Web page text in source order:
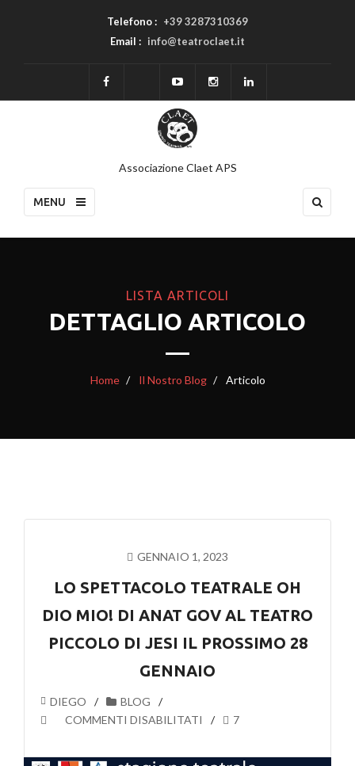
Telefono : +39 3287310369
Email : info@teatroclaet.it
Associazione Claet APS
MENU
LISTA ARTICOLI
DETTAGLIO ARTICOLO
Home Il Nostro Blog Articolo
GENNAIO 1, 2023
LO SPETTACOLO TEATRALE OH
DIO MIO! DI ANAT GOV AL TEATRO
PICCOLO DI JESI IL PROSSIMO 28
GENNAIO
DIEGO
BLOG
COMMENTI DISABILITATI
SU
SPETTACOLO
7